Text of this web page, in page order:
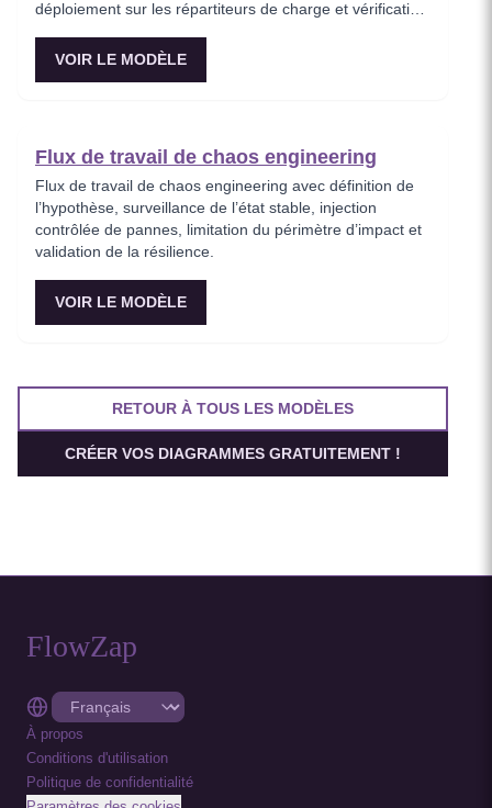
déploiement sur les répartiteurs de charge et vérification
VOIR LE MODÈLE
Flux de travail de chaos engineering
Flux de travail de chaos engineering avec définition de
l’hypothèse, surveillance de l’état stable, injection
contrôlée de pannes, limitation du périmètre d’impact et
validation de la résilience.
VOIR LE MODÈLE
RETOUR À TOUS LES MODÈLES
CRÉER VOS DIAGRAMMES GRATUITEMENT !
FlowZap
À propos
Conditions d'utilisation
Politique de confidentialité